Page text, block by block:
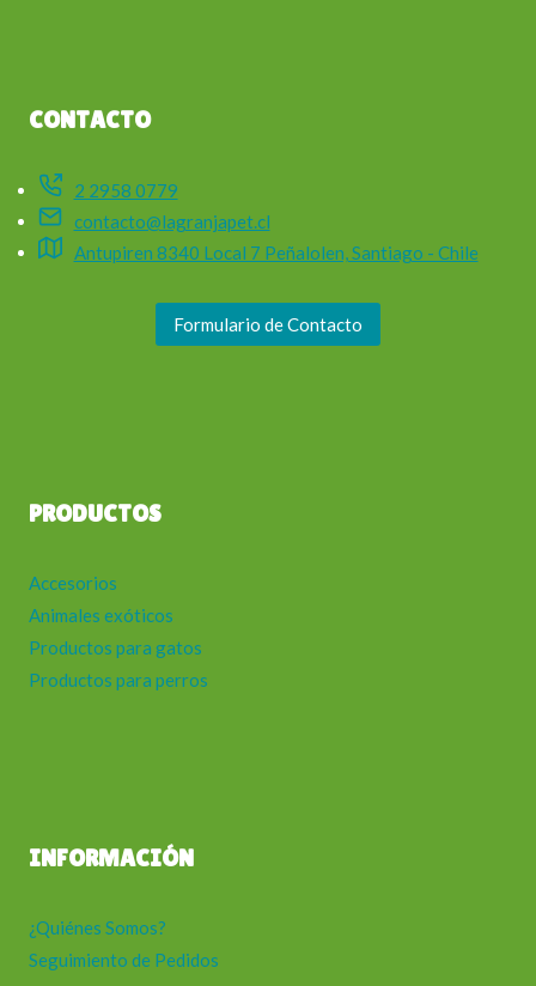
CONTACTO
2 2958 0779
contacto@lagranjapet.cl
Antupiren 8340 Local 7 Peñalolen, Santiago - Chile
Formulario de Contacto
PRODUCTOS
Accesorios
Animales exóticos
Productos para gatos
Productos para perros
INFORMACIÓN
¿Quiénes Somos?
Seguimiento de Pedidos